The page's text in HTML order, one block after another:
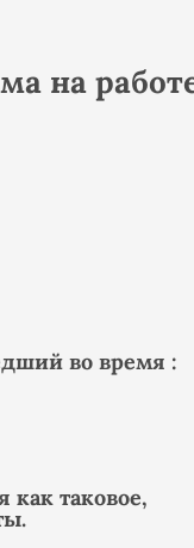
на
во время :
как таковое,